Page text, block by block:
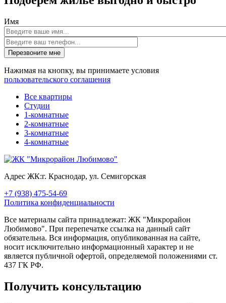
Имя
Перезвоните мне
Нажимая на кнопку, вы принимаете условия
пользовательского соглашения
Все квартиры
Студии
1-комнатные
2-комнатные
3-комнатные
4-комнатные
Адрес ЖК:г. Краснодар, ул. Семигорская
+7 (938) 475-54-69
Политика конфиденциальности
Все материалы сайта принадлежат: ЖК "Микрорайон
Любимово". При перепечатке ссылка на данный сайт
обязательна. Вся информация, опубликованная на сайте,
носит исключительно информационный характер и не
является публичной офертой, определяемой положениями ст.
437 ГК РФ.
Получить консультацию